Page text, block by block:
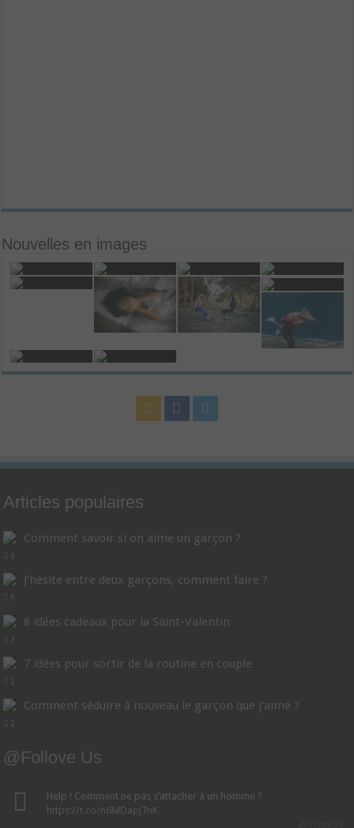
Nouvelles en images
Articles populaires
Comment savoir si on aime un garçon ?
6
J’hésite entre deux garçons, comment faire ?
5
8 idées cadeaux pour la Saint-Valentin
3
7 idées pour sortir de la routine en couple
2
Comment séduire à nouveau le garçon que j’aime ?
2
@Follove Us
Help ! Comment ne pas s’attacher à un homme ?
https://t.co/n6MDapjTnK